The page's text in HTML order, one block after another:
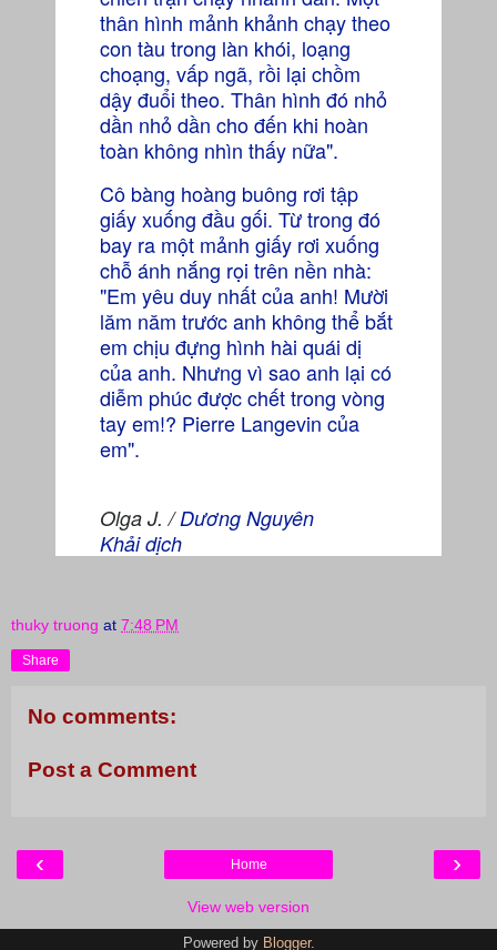
thân hình mảnh khảnh chạy theo
con tàu trong làn khói, loạng
choạng, vấp ngã, rồi lại chồm
dậy đuổi theo. Thân hình đó nhỏ
dần nhỏ dần cho đến khi hoàn
toàn không nhìn thấy nữa".
Cô bàng hoàng buông rơi tập
giấy xuống đầu gối. Từ trong đó
bay ra một mảnh giấy rơi xuống
chỗ ánh nắng rọi trên nền nhà:
"Em yêu duy nhất của anh! Mười
lăm năm trước anh không thể bắt
em chịu đựng hình hài quái dị
của anh. Nhưng vì sao anh lại có
diễm phúc được chết trong vòng
tay em!? Pierre Langevin của
em".
Olga J. /Dương Nguyên
Khảidịch
thuky truong at 7:48 PM
Share
No comments:
Post a Comment
‹ ›
Home
View web version
Powered by Blogger.